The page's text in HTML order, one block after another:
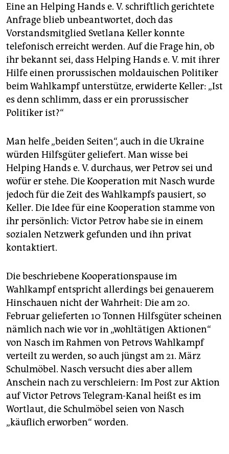
Eine an Helping Hands e. V. schriftlich gerichtete
Anfrage blieb unbeantwortet, doch das
Vorstandsmitglied Svetlana Keller konnte
telefonisch erreicht werden. Auf die Frage hin, ob
ihr bekannt sei, dass Helping Hands e. V. mit ihrer
Hilfe einen prorussischen moldauischen Politiker
beim Wahlkampf unterstütze, erwiderte Keller: „Ist
es denn schlimm, dass er ein ­prorussischer
Politiker ist?“
Man helfe „beiden Seiten“, auch in die Ukraine
würden Hilfs­güter geliefert. Man wisse bei
Helping Hands e. V. durchaus, wer Petrov sei und
wofür er stehe. Die Kooperation mit Nasch wurde
jedoch für die Zeit des Wahlkampfs pausiert, so
Keller. Die Idee für eine Kooperation stamme von
ihr ­persönlich: Victor Petrov habe sie in einem
sozialen Netzwerk gefunden und ihn privat
kontaktiert.
Die beschriebene Kooperationspause im
Wahlkampf entspricht allerdings bei genaue­rem
Hinschauen nicht der Wahrheit: Die am 20.
Februar gelieferten 10 Tonnen Hilfsgüter scheinen
nämlich nach wie vor in „wohltätigen Aktionen“
von Nasch im Rahmen von Petrovs Wahlkampf
verteilt zu werden, so auch jüngst am 21. März
Schulmöbel. Nasch versucht dies aber allem
Anschein nach zu verschleiern: Im Post zur Aktion
auf Victor Petrovs Telegram-Kanal heißt es im
Wortlaut, die Schulmöbel seien von Nasch
„käuflich erworben“ worden.